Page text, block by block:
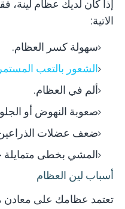
إذا كان لديك عظام لينة،
الاتية:
سهولة كسر العظام.
الشعور بالتعب المستمر
ألم في العظام.
صعوبة النهوض أو
ضعف عضلات
المشي بخطى متمايلة
أسباب لين العظام
تعتمد عظامك على معادن